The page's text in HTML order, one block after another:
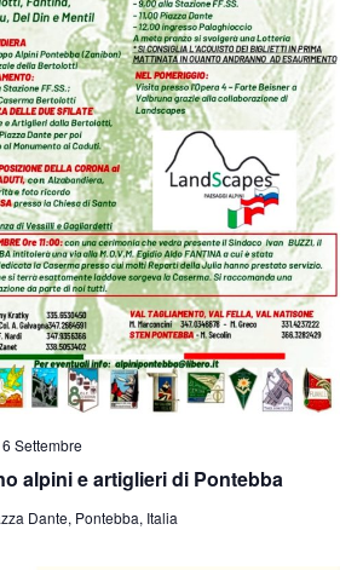
alpini e artiglieri di Pontebba
6 Settembre
Dante, Pontebba, Italia